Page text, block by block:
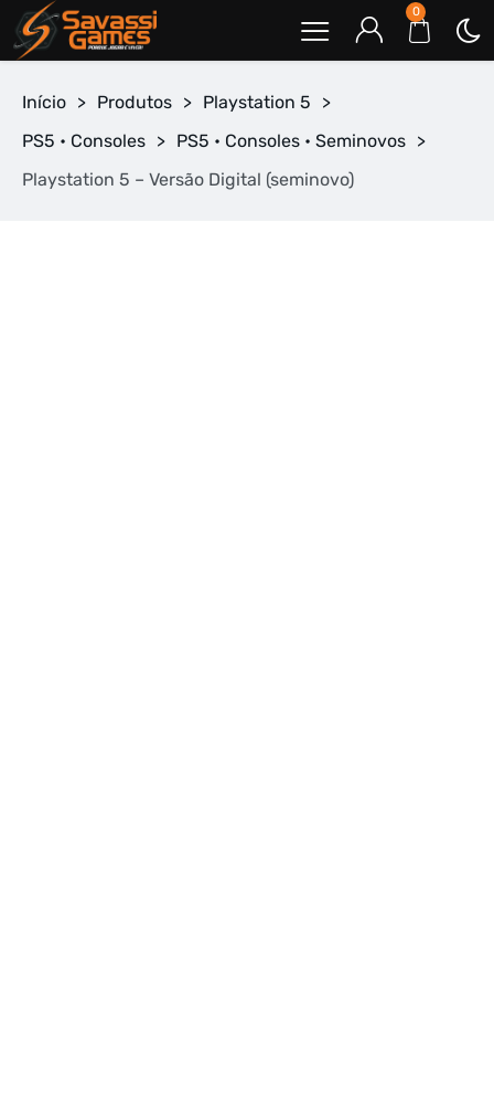
0
Início > Produtos > Playstation 5
>
PS5 • Consoles > PS5 • Consoles • Seminovos >
Playstation 5 – Versão Digital (seminovo)